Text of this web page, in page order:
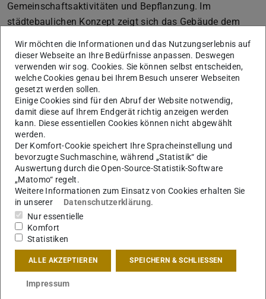
Gemeinschaftsaktivitäten und Bepflanzung. Im
städtebaulichen Konzept zeigt sich das Gebäude dem
Konstantin Kirstein Konstantin Kirstein
Wir möchten die Informationen und das Nutzungserlebnis auf
dieser Webseite an Ihre Bedürfnisse anpassen. Deswegen
verwenden wir sog. Cookies. Sie können selbst entscheiden,
welche Cookies genau bei Ihrem Besuch unserer Webseiten
gesetzt werden sollen.
Einige Cookies sind für den Abruf der Website notwendig,
damit diese auf Ihrem Endgerät richtig anzeigen werden
kann. Diese essentiellen Cookies können nicht abgewählt
werden.
Der Komfort-Cookie speichert Ihre Spracheinstellung und
bevorzugte Suchmaschine, während „Statistik“ die
Auswertung durch die Open-Source-Statistik-Software
„Matomo“ regelt.
Weitere Informationen zum Einsatz von Cookies erhalten Sie
in unserer
Datenschutzerklärung.
Nur essentielle
Komfort
Statistiken
ALLE AKZEPTIEREN SPEICHERN & SCHLIESSEN
Impressum